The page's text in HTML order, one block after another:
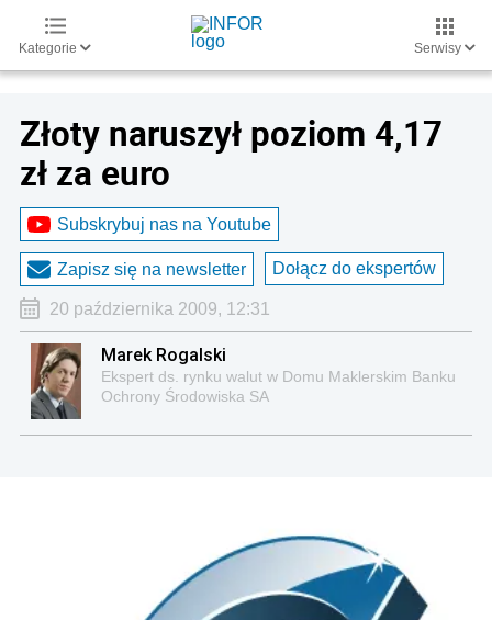
Kategorie Serwisy
Złoty naruszył poziom 4,17
zł za euro
Subskrybuj nas na Youtube
Zapisz się na newsletter Dołącz do ekspertów
20 października 2009, 12:31
Marek Rogalski
Ekspert ds. rynku walut w Domu Maklerskim Banku
Ochrony Środowiska SA